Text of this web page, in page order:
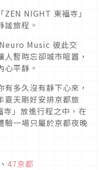
NIGHT 東福寺」
謐旅程。
Music 彼此交
暫時忘卻城市喧囂，
平靜。
多久沒有靜下心來，
夏天剛好安排京都旅
」放進行程之中，在
驗一場只屬於京都夜晚
、 47京都